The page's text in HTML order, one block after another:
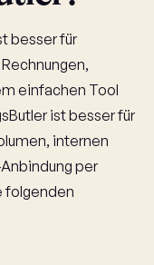
besser für
einfachen Tool
ist besser für
internen
per
folgenden